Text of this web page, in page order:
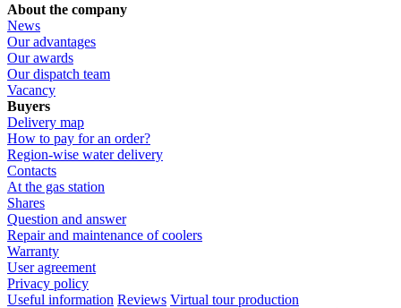
About the company
News
Our advantages
Our awards
Our dispatch team
Vacancy
Buyers
Delivery map
How to pay for an order?
Region-wise water delivery
Contacts
At the gas station
Shares
Question and answer
Repair and maintenance of coolers
Warranty
User agreement
Privacy policy
Useful information Reviews Virtual tour production